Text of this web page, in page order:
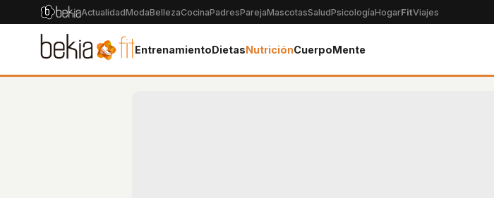
ActualidadModaBellezaCocinaPadresParejaMascotasSaludPsicologíaHogarFitViajes
EntrenamientoDietasNutriciónCuerpoMente